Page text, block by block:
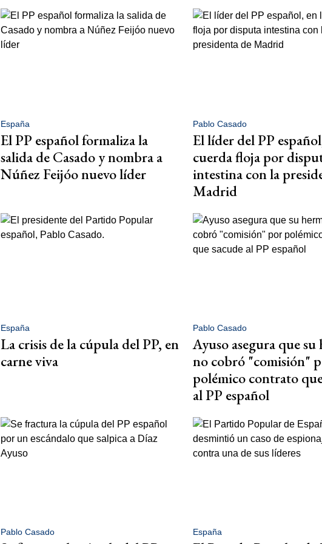
España
El PP español formaliza la
salida de Casado y nombra a
Núñez Feijóo nuevo líder
Pablo Casado
El líder del PP
cuerda floja por
intestina con la
Madrid
España
La crisis de la cúpula del PP, en
carne viva
Pablo Casado
Ayuso asegura que
no cobró "comisión"
polémico contrato
al PP español
Pablo Casado España